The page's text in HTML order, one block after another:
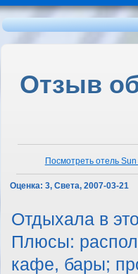
Отзыв
Посмотреть отель
Оценка: 3, Света, 2007-03-21
Отдыхала в
Плюсы:
кафе, бары;